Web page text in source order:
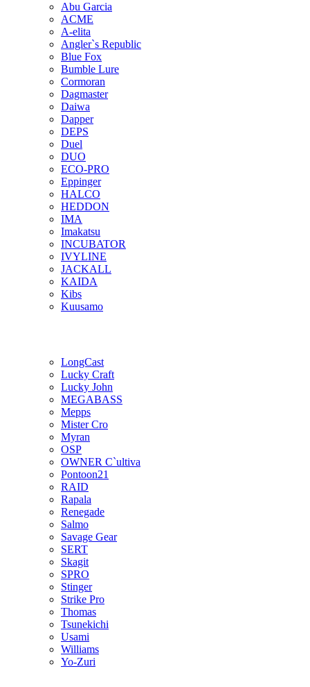
Abu Garcia
ACME
A-elita
Angler`s Republic
Blue Fox
Bumble Lure
Cormoran
Dagmaster
Daiwa
Dapper
DEPS
Duel
DUO
ECO-PRO
Eppinger
HALCO
HEDDON
IMA
Imakatsu
INCUBATOR
IVYLINE
JACKALL
KAIDA
Kibs
Kuusamo
LongCast
Lucky Craft
Lucky John
MEGABASS
Mepps
Mister Cro
Myran
OSP
OWNER C`ultiva
Pontoon21
RAID
Rapala
Renegade
Salmo
Savage Gear
SERT
Skagit
SPRO
Stinger
Strike Pro
Thomas
Tsunekichi
Usami
Williams
Yo-Zuri